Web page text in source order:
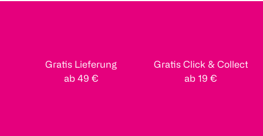
Gratis Lieferung
ab 49 €
Gratis Click & Collect
ab 19 €